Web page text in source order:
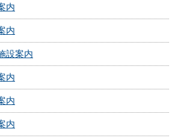
内
内
設案内
内
内
内